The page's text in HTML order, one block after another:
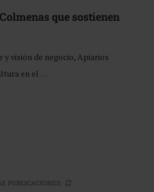
que sostienen
visión de negocio, Apiarios
en el …
PUBLICACIONES